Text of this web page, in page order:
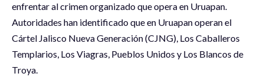
enfrentar al crimen organizado que opera en Uruapan.
Autoridades han identificado que en Uruapan operan el
Cártel Jalisco Nueva Generación (CJNG), Los Caballeros
Templarios, Los Viagras, Pueblos Unidos y Los Blancos de
Troya.